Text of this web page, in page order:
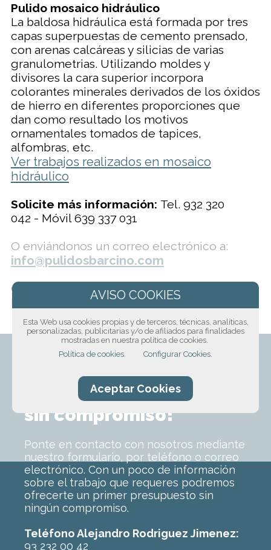
Pulido mosaico hidráulico
La baldosa hidráulica está formada por tres
capas superpuestas de cemento prensado,
con arenas calcáreas y silicias de varias
granulometrias. Utilizando moldes y
divisores la cara superior incorpora
colorantes minerales derivados de los óxidos
de hierro en diferentes proporciones que
dan como resultado los motivos
ornamentales tomados de tapices,
alfombras, etc.
Ver trabajos realizados en mosaico
hidráulico
Solicite más información: Tel. 932 320
042 - Móvil 639 337 031
O enviándonos un correo electrónico a:
info@pulidosbarcino.com
O solicita más información haciéndonos
llegar el siguiente formulario:
¡Solicita presupuesto
sin compromiso!
Ponte en contacto con nosotros mediante
nuestro formulario, por teléfono o correo
electrónico. Con un poco de información
sobre el trabajo que requeres podremos
ofrecerte un primer presupuesto sin
ningún compromiso.
Teléfono Alejandro Rodriguez Jimenez:
93 232 00 42
Esta Web usa cookies propias y de terceros, técnicas, analíticas,
personalizadas, publicitarias y/o de afiliados para finalidades
mostradas en nuestra política de cookies.
Política de cookies.
Configurar Cookies.
Aceptar Cookies